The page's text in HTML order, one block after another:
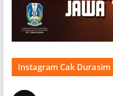
Instagram Cak Durasim